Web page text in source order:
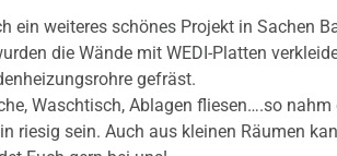
ein weiteres schönes Projekt in Sachen
die Wände mit WEDI-Platten
gefräst.
Waschtisch, Ablagen fliesen….so
riesig sein. Auch aus kleinen Räumen